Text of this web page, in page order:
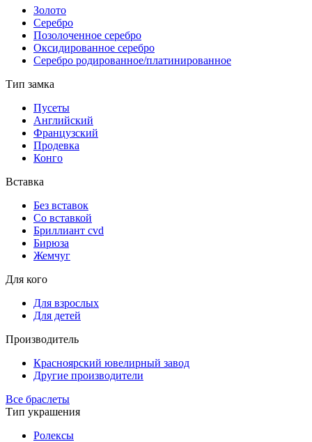
Золото
Серебро
Позолоченное серебро
Оксидированное серебро
Серебро родированное/платинированное
Тип замка
Пусеты
Английский
Французский
Продевка
Конго
Вставка
Без вставок
Со вставкой
Бриллиант cvd
Бирюза
Жемчуг
Для кого
Для взрослых
Для детей
Производитель
Красноярский ювелирный завод
Другие производители
Все браслеты
Тип украшения
Ролексы